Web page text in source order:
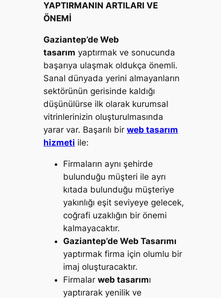
YAPTIRMANIN ARTILARI VE
ÖNEMİ
Gaziantep’de Web
tasarım yaptırmak ve sonucunda
başarıya ulaşmak oldukça önemli.
Sanal dünyada yerini almayanların
sektörünün gerisinde kaldığı
düşünülürse ilk olarak kurumsal
vitrinlerinizin oluşturulmasında
yarar var. Başarılı bir web tasarım
hizmeti ile:
Firmaların aynı şehirde
bulunduğu müşteri ile ayrı
kıtada bulunduğu müşteriye
yakınlığı eşit seviyeye gelecek,
coğrafi uzaklığın bir önemi
kalmayacaktır.
Gaziantep’de Web Tasarımı
yaptırmak firma için olumlu bir
imaj oluşturacaktır.
Firmalar web tasarımı
yaptırarak yenilik ve